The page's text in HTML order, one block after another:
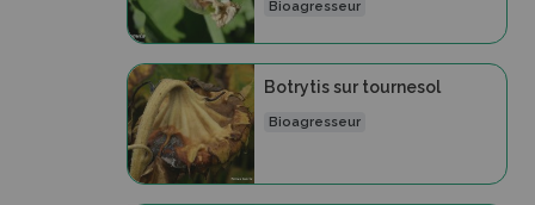
Bioagresseur
Botrytis sur tournesol
Bioagresseur